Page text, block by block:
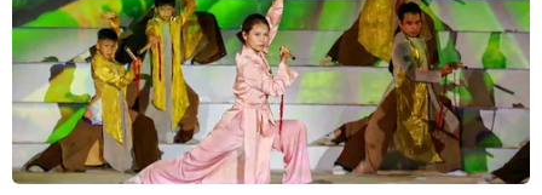
Thứ trưởng Bộ Giáo dục và Đào tạo Phạm Ngọc Thưởng
cho biết có thể sẽ tổ chức thi tốt nghiệp Trung học phổ
thông cho các em trượt năm 2024 cùng năm 2025
nhưng với đề thi theo chương trình cũ.